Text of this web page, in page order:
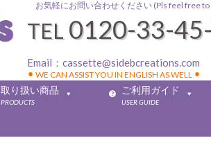
お気軽にお問い合わせください (Pls feel free to
TEL 0120-33-
Email： cassette@sidebcreations.com
⚫︎ WE CAN ASSIST YOU IN ENGLISH AS WELL ⚫︎
取り扱い商品
PRODUCTS
ご利用ガイド
USER GUIDE